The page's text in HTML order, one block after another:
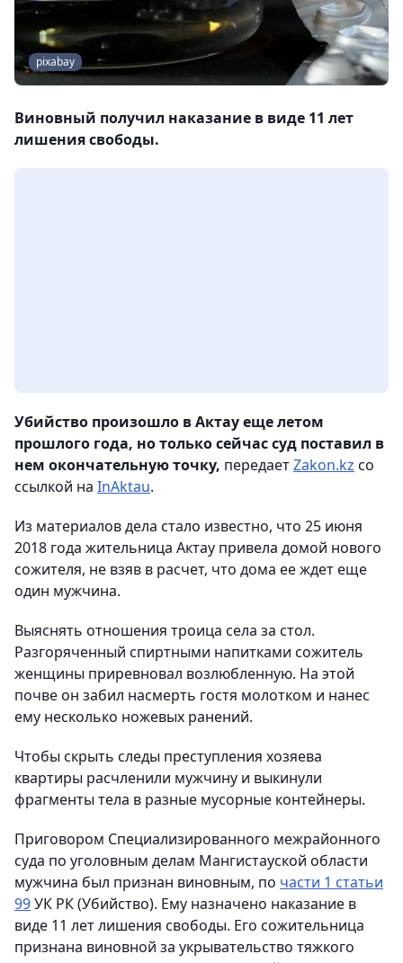
pixabay
Виновный получил наказание в виде 11 лет
лишения свободы.
Убийство произошло в Актау еще летом
прошлого года, но только сейчас суд поставил в
нем окончательную точку, передаетZakon.kz со
ссылкой на InAktau.
Из материалов дела стало известно, что 25 июня
2018 года жительница Актау привела домой нового
сожителя, не взяв в расчет, что дома ее ждет еще
один мужчина.
Выяснять отношения троица села за стол.
Разгоряченный спиртными напитками сожитель
женщины приревновал возлюбленную. На этой
почве он забил насмерть гостя молотком и нанес
ему несколько ножевых ранений.
Чтобы скрыть следы преступления хозяева
квартиры расчленили мужчину и выкинули
фрагменты тела в разные мусорные контейнеры.
Приговором Специализированного межрайонного
суда по уголовным делам Мангистауской области
мужчина был признан виновным, по части 1 статьи
99УК РК (Убийство). Ему назначено наказание в
виде 11 лет лишения свободы. Его сожительница
признана виновной за укрывательство тяжкого